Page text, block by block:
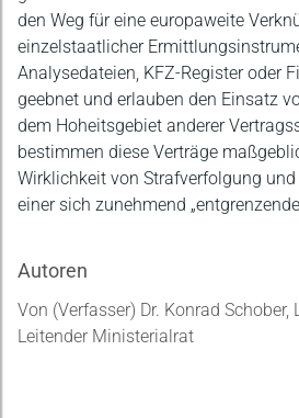
den Weg für eine europaweite
einzelstaatlicher
Analysedateien, KFZ-Register oder
geebnet und erlauben den Einsatz
dem Hoheitsgebiet anderer
bestimmen diese Verträge
Wirklichkeit von Strafverfolgung
einer sich zunehmend
Autoren
Von (Verfasser) Dr. Konrad
Leitender Ministerialrat